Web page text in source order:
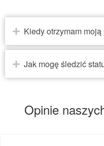
Kiedy otrzymam moją
Jak mogę śledzić
Opinie